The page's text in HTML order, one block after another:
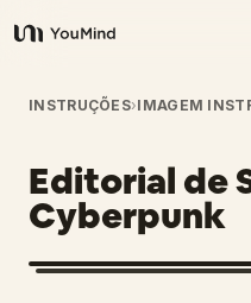
YouMind
Visão geral
Casos de uso
Habilidades
INSTRUÇÕES›IMAGEM
Editorial de
Cyberpunk